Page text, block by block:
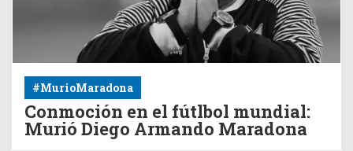
#MurioMaradona
Conmoción en el fútlbol mundial:
Murió Diego Armando Maradona